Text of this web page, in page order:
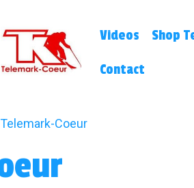
Videos Shop
Contact
Coeur